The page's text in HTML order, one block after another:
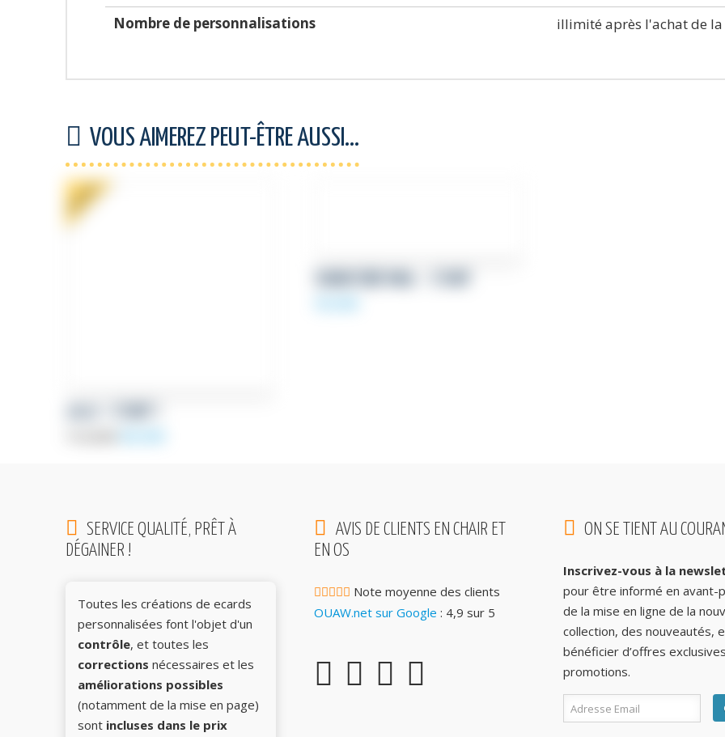
Nombre de personnalisations
illimité après l'achat de la
VOUS AIMEREZ PEUT-ÊTRE AUSSI…
PROMO !
prix
SERVICE QUALITÉ, PRÊT À
DÉGAINER !
Toutes les créations de ecards
personnalisées font l'objet d'un
contrôle, et toutes les
corrections nécessaires et les
améliorations possibles
(notamment de la mise en page)
sont incluses dans le prix
AVIS DE CLIENTS EN CHAIR ET
EN OS
Note moyenne des clients
OUAW.net sur Google : 4,9 sur 5
ON SE TIENT AU
Inscrivez-vous à la
pour être informé en avant-
de la mise en ligne de la
collection, des nouveautés,
bénéficier d’offres
promotions.